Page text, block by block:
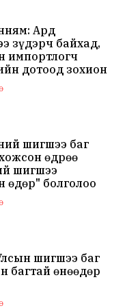
Ард
зүдэрч байхад,
импортлогч
дотоод зохион
шигшээ баг
өдрөө
шигшээ
өдөр" болголоо
шигшээ баг
багтай өнөөдөр